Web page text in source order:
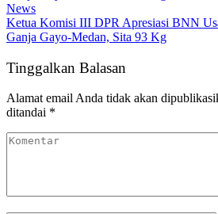
News
Ketua Komisi III DPR Apresiasi BNN
Ganja Gayo-Medan, Sita 93 Kg
Tinggalkan Balasan
Alamat email Anda tidak akan
ditandai *